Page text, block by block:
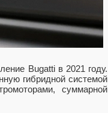
Bugatti в 2021 году.
гибридной системой
суммарной